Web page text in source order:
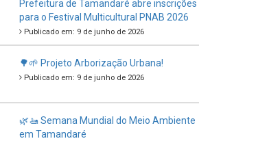
Prefeitura de Tamandaré abre inscrições
para o Festival Multicultural PNAB 2026
Publicado em: 9 de junho de 2026
🌳🌱 Projeto Arborização Urbana!
Publicado em: 9 de junho de 2026
🌿🚤 Semana Mundial do Meio Ambiente
em Tamandaré